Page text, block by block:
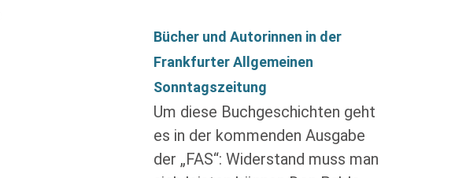
Bücher und Autorinnen in der
Frankfurter Allgemeinen
Sonntagszeitung
Um diese Buchgeschichten geht
es in der kommenden Ausgabe
der „FAS“: Widerstand muss man